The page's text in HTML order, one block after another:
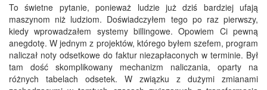
To świetne pytanie, ponieważ ludzie już dziś bardziej ufają
maszynom niż ludziom. Doświadczyłem tego po raz pierwszy,
kiedy wprowadzałem systemy billingowe. Opowiem Ci pewną
anegdotę. W jednym z projektów, którego byłem szefem, program
naliczał noty odsetkowe do faktur niezapłaconych w terminie. Był
tam dość skomplikowany mechanizm naliczania, oparty na
różnych tabelach odsetek. W związku z dużymi zmianami